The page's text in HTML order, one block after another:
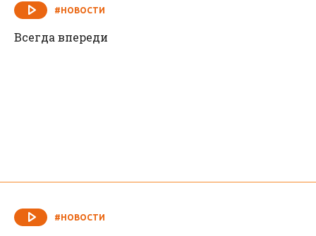
#НОВОСТИ
Всегда впереди
#НОВОСТИ